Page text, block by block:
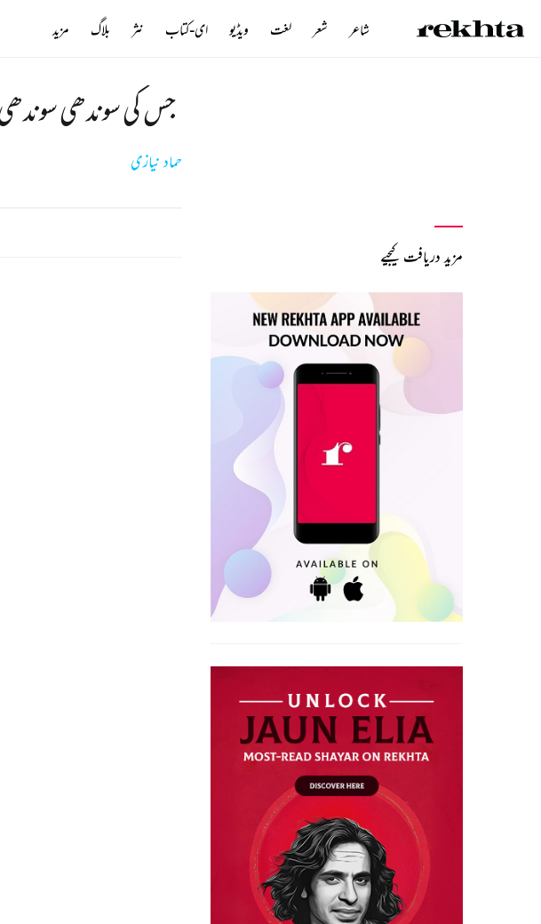
جس کی سوندھی سوندھی
حماد نیازی
مزید دریافت کیجیے
شاعر شعر لغت ویڈیو ای-کتاب نثر بلاگ مزید